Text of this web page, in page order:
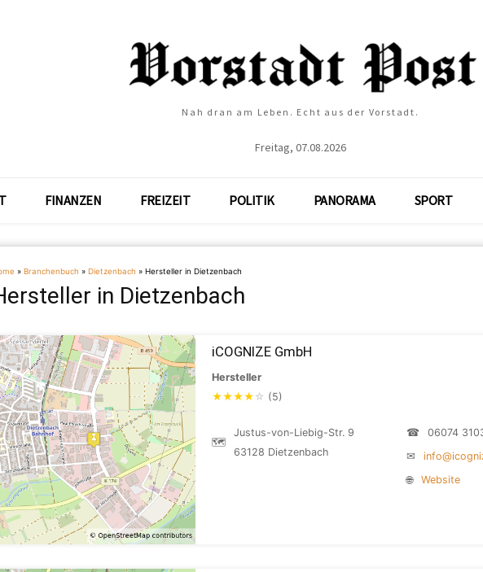
Nah dran am Leben. Echt aus der Vorstadt.
Freitag, 07.08.2026
FINANZEN FREIZEIT POLITIK PANORAMA SPORT
» Branchenbuch » Dietzenbach » Hersteller in Dietzenbach
in Dietzenbach
iCOGNIZE GmbH
Hersteller
★★★★ ☆ (5)
🗺
Justus-von-Liebig-Str. 9
63128 Dietzenbach
☎
06074
✉
🌐
Website